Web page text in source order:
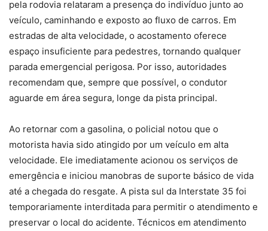
pela rodovia relataram a presença do indivíduo junto ao
veículo, caminhando e exposto ao fluxo de carros. Em
estradas de alta velocidade, o acostamento oferece
espaço insuficiente para pedestres, tornando qualquer
parada emergencial perigosa. Por isso, autoridades
recomendam que, sempre que possível, o condutor
aguarde em área segura, longe da pista principal.
Ao retornar com a gasolina, o policial notou que o
motorista havia sido atingido por um veículo em alta
velocidade. Ele imediatamente acionou os serviços de
emergência e iniciou manobras de suporte básico de vida
até a chegada do resgate. A pista sul da Interstate 35 foi
temporariamente interditada para permitir o atendimento e
preservar o local do acidente. Técnicos em atendimento